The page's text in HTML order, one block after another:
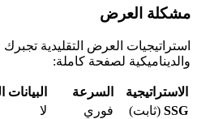
التقليدية تجبرك على الاختيار
كاملة:
السرعة البيانات الحية
التخصيص
فوري
لا